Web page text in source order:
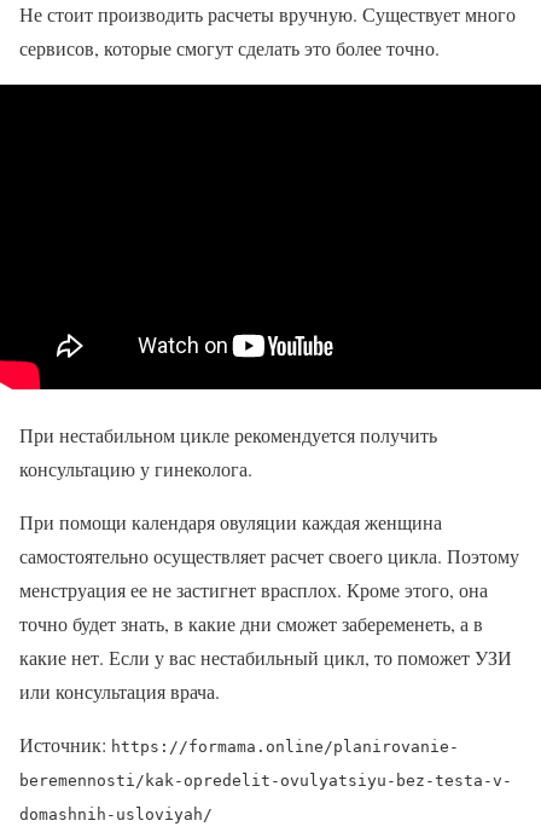
Не стоит производить расчеты вручную. Существует много
сервисов, которые смогут сделать это более точно.
При нестабильном цикле рекомендуется получить
консультацию у гинеколога.
При помощи календаря овуляции каждая женщина
самостоятельно осуществляет расчет своего цикла. Поэтому
менструация ее не застигнет врасплох. Кроме этого, она
точно будет знать, в какие дни сможет забеременеть, а в
какие нет. Если у вас нестабильный цикл, то поможет УЗИ
или консультация врача.
Источник: https://formama.online/planirovanie-
beremennosti/kak-opredelit-ovulyatsiyu-bez-testa-v-
domashnih-usloviyah/